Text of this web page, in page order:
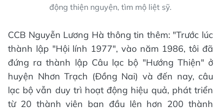
động thiện nguyện, tìm mộ liệt sỹ.
CCB Nguyễn Lương Hà thông tin thêm: "Trước lúc
thành lập "Hội lính 1977", vào năm 1986, tôi đã
đứng ra thành lập Câu lạc bộ "Hướng Thiện" ở
huyện Nhơn Trạch (Đồng Nai) và đến nay, câu
lạc bộ vẫn duy trì hoạt động hiệu quả, phát triển
từ 20 thành viên ban đầu lên hơn 200 thành